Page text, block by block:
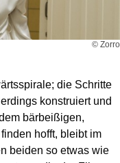
© Zorro
die Schritte
konstruiert und
bärbeißigen,
hofft, bleibt im
beiden so etwas wie